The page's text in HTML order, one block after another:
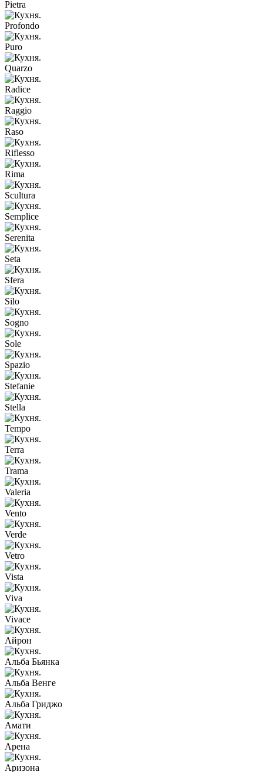
Pietra
Profondo
Puro
Quarzo
Radice
Raggio
Raso
Riflesso
Rima
Scultura
Semplice
Serenita
Seta
Sfera
Silo
Sogno
Sole
Spazio
Stefanie
Stella
Tempo
Terra
Trama
Valeria
Vento
Verde
Vetro
Vista
Viva
Vivace
Айрон
Альба Бьянка
Альба Венге
Альба Гриджо
Амати
Арена
Аризона